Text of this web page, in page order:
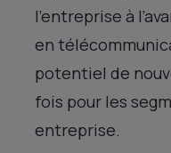
l’entreprise à
en
potentiel de
fois pour les
entreprise.